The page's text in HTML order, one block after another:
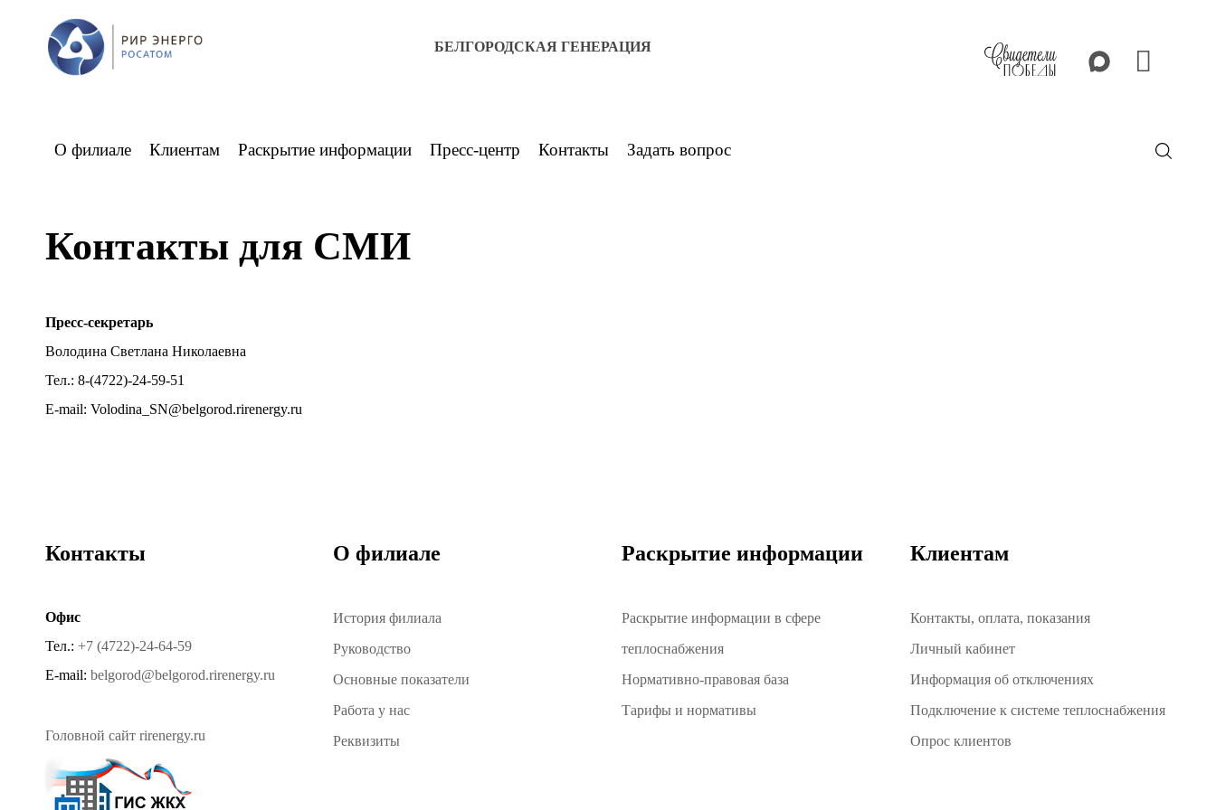
БЕЛГОРОДСКАЯ ГЕНЕРАЦИЯ
О филиале Клиентам Раскрытие информации Пресс-центр Контакты Задать вопрос
Контакты для СМИ
Пресс-секретарь
Володина Светлана Николаевна
Тел.: 8-(4722)-24-59-51
E-mail: Volodina_SN@belgorod.rirenergy.ru
Контакты
Офис
Тел.: +7 (4722)-24-64-59
E-mail: belgorod@belgorod.rirenergy.ru
Головной сайт rirenergy.ru
О филиале
История филиала
Руководство
Основные показатели
Работа у нас
Реквизиты
Раскрытие информации
Раскрытие информации в сфере
теплоснабжения
Нормативно-правовая база
Тарифы и нормативы
Клиентам
Контакты, оплата, показания
Личный кабинет
Информация об отключениях
Подключение к системе теплоснабжения
Опрос клиентов